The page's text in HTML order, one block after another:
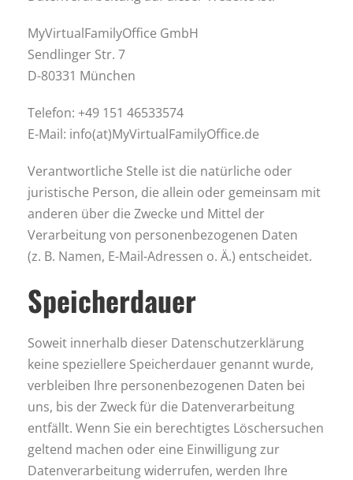
MyVirtualFamilyOffice GmbH
Sendlinger Str. 7
D-80331 München
Telefon: +49 151 46533574
E-Mail: info(at)MyVirtualFamilyOffice.de
Verantwortliche Stelle ist die natürliche oder
juristische Person, die allein oder gemeinsam mit
anderen über die Zwecke und Mittel der
Verarbeitung von personenbezogenen Daten
(z. B. Namen, E-Mail-Adressen o. Ä.) entscheidet.
Speicherdauer
Soweit innerhalb dieser Datenschutzerklärung
keine speziellere Speicherdauer genannt wurde,
verbleiben Ihre personenbezogenen Daten bei
uns, bis der Zweck für die Datenverarbeitung
entfällt. Wenn Sie ein berechtigtes Löschersuchen
geltend machen oder eine Einwilligung zur
Datenverarbeitung widerrufen, werden Ihre